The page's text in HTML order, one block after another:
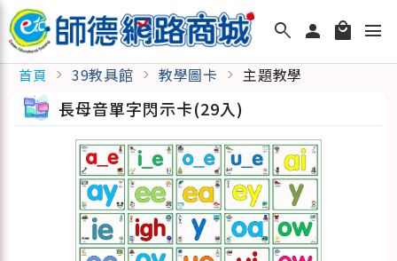
search person local_mall menu
首頁 chevron_right 39教具館 chevron_right 教學圖卡 chevron_right 主題教學
長母音單字閃示卡(29入)